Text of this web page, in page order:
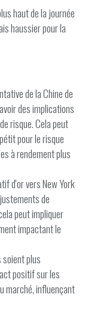
haut de la journée
haussier pour la
de la Chine de
des implications
risque. Cela peut
pour le risque
à rendement plus
d'or vers New York
de
peut impliquer
impactant le
plus
positif sur les
marché, influençant